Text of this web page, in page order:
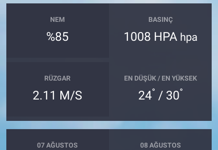
NEM
%85
BASINÇ
1008 HPA hpa
RÜZGAR
2.11 M/S
EN DÜŞÜK / EN YÜKSEK
24° / 30°
07 AĞUSTOS 08 AĞUSTOS